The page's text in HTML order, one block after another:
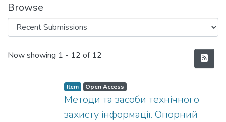
Browse
Recent Submissions
Now showing 1 - 12 of 12
Item Open Access
Методи та засоби технічного
захисту інформації. Опорний